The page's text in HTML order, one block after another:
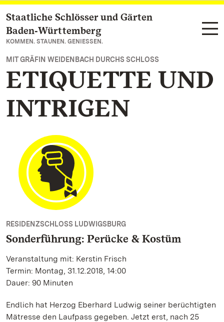
Zum Hauptinhalt springen
Staatliche Schlösser und Gärten
Baden‑Württemberg
KOMMEN. STAUNEN. GENIESSEN.
MIT GRÄFIN WEIDENBACH DURCHS SCHLOSS
ETIQUETTE UND
INTRIGEN
RESIDENZSCHLOSS LUDWIGSBURG
Sonderführung: Perücke & Kostüm
Veranstaltung mit: Kerstin Frisch
Termin: Montag, 31.12.2018, 14:00
Dauer: 90 Minuten
Endlich hat Herzog Eberhard Ludwig seiner berüchtigten
Mätresse den Laufpass gegeben. Jetzt erst, nach 25